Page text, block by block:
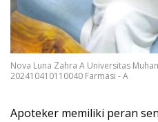
Nova Luna Zahra A Universitas
202410410110040 Farmasi - A
Apoteker memiliki peran